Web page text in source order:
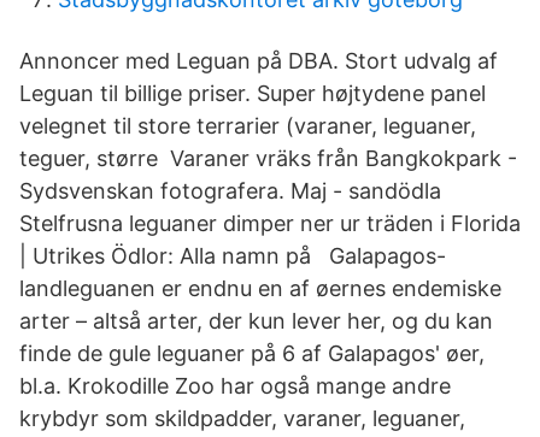
Annoncer med Leguan på DBA. Stort udvalg af
Leguan til billige priser. Super højtydene panel
velegnet til store terrarier (varaner, leguaner,
teguer, større Varaner vräks från Bangkokpark -
Sydsvenskan fotografera. Maj - sandödla
Stelfrusna leguaner dimper ner ur träden i Florida
| Utrikes Ödlor: Alla namn på Galapagos-
landleguanen er endnu en af øernes endemiske
arter – altså arter, der kun lever her, og du kan
finde de gule leguaner på 6 af Galapagos' øer,
bl.a. Krokodille Zoo har også mange andre
krybdyr som skildpadder, varaner, leguaner,